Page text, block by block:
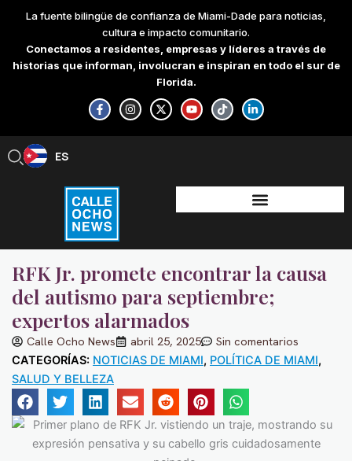
content
La fuente bilingüe de confianza de Miami-Dade para noticias,
cultura e impacto comunitario.
Conectamos a residentes, empresas y líderes a través de
historias que informan, involucran e inspiran en todo el sur de
Florida.
F
a
c
e
-
f
I
n
s
t
X
-
t
w
Y
o
u
t
T
i
k
t
L
i
n
k
-
i
n
ES
EN
RFK Jr. promete encontrar la causa
del autismo para septiembre;
expertos alarmados
Calle Ocho News abril 25, 2025 Sin comentarios
CATEGORÍAS: NOTICIAS DE MIAMI, POLÍTICA DE MIAMI,
SALUD Y BELLEZA